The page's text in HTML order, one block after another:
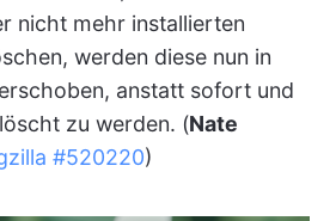
nicht mehr installierten
werden diese nun in
anstatt sofort und
zu werden. (Nate
#520220)